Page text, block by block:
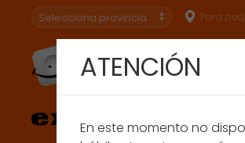
Para
Especialistas en
conectar.
ATENCIÓN
En este momento no